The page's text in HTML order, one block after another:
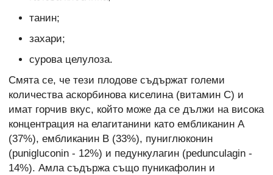
танин;
захари;
сурова целулоза.
Смята се, че тези плодове съдържат големи
количества аскорбинова киселина (витамин С) и
имат горчив вкус, който може да се дължи на висока
концентрация на елагитанини като ембликанин А
(37%), ембликанин В (33%), пуниглюконин
(punigluconin - 12%) и педункулагин (pedunculagin -
14%). Амла съдържа също пуникафолин и